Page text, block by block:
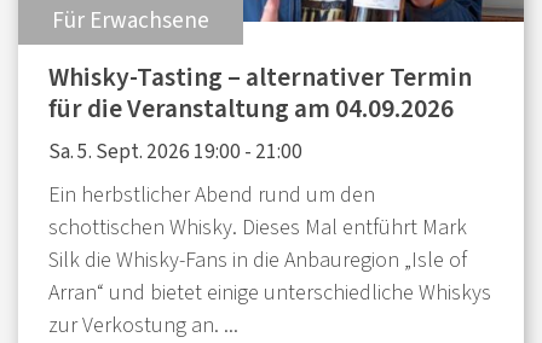
Für Erwachsene
Whisky-Tasting – alternativer Termin
für die Veranstaltung am 04.09.2026
Sa. 5. Sept. 2026 19:00 - 21:00
Ein herbstlicher Abend rund um den
schottischen Whisky. Dieses Mal entführt Mark
Silk die Whisky-Fans in die Anbauregion „Isle of
Arran“ und bietet einige unterschiedliche Whiskys
zur Verkostung an. ...